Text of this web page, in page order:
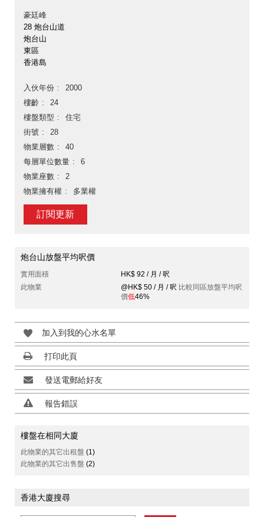
豪廷峰
28 炮台山道
炮台山
東區
香港島
入伙年份
2000
樓齡
24
樓盤類型
住宅
街號
28
物業層數
40
每層單位數量
6
物業座數
2
物業擁有權
多業權
訂閱更新
炮台山放盤平均呎價
實用面積
HK$ 92 / 月 / 呎
此物業
@HK$ 50 / 月 / 呎 比較同區放盤平均呎
價低46%
加入到我的心水名單
打印此頁
發送電郵給好友
報告錯誤
樓盤在相同大廈
此物業的其它出租盤 (1)
此物業的其它出售盤 (2)
香港大廈搜尋